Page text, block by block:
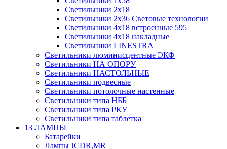
Светильники 2х18
Светильники 2х36 Световые технологии
Светильники 4х18 встроенные 595
Светильники 4х18 накладные
Светильники LINESTRA
Светильники люминисцентные ЭКФ
Светильники НА ОПОРУ
Светильники НАСТОЛЬНЫЕ
Светильники подвесные
Светильники потолочные настенные
Светильники типа НББ
Светильники типа РКУ
Светильники типа таблетка
13 ЛАМПЫ
Батарейки
Лампы JCDR,MR